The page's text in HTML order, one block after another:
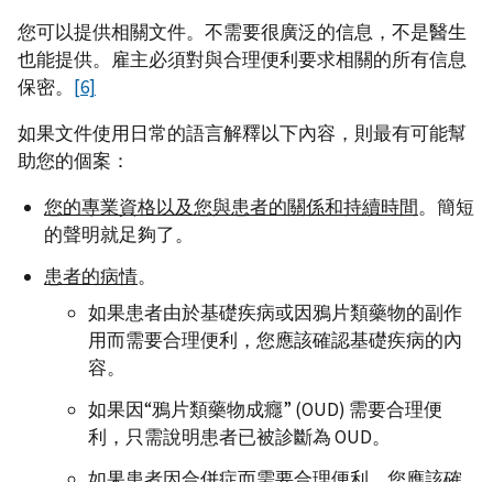
您可以提供相關文件。不需要很廣泛的信息，不是醫生
也能提供。雇主必須對與合理便利要求相關的所有信息
保密。 [6]
如果文件使用日常的語言解釋以下內容，則最有可能幫
助您的個案：
您的專業資格以及您與患者的關係和持續時間。簡短
的聲明就足夠了。
患者的病情。
如果患者由於基礎疾病或因鴉片類藥物的副作
用而需要合理便利，您應該確認基礎疾病的內
容。
如果因“鴉片類藥物成癮” (OUD) 需要合理便
利，只需說明患者已被診斷為 OUD。